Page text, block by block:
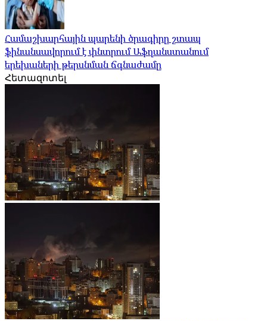
Համաշխարհային պարենի ծրագիրը շտապ
ֆինանսավորում է փնտրում Աֆղանստանում
երեխաների թերսնման ճգնաժամը
Հետազոտել